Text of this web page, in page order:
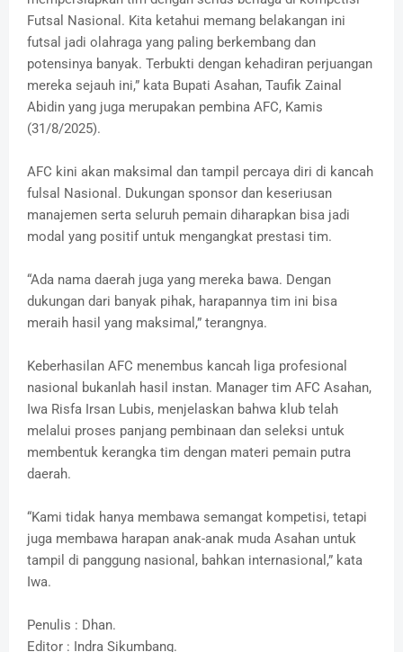
Futsal Nasional. Kita ketahui memang belakangan ini
futsal jadi olahraga yang paling berkembang dan
potensinya banyak. Terbukti dengan kehadiran perjuangan
mereka sejauh ini,” kata Bupati Asahan, Taufik Zainal
Abidin yang juga merupakan pembina AFC, Kamis
(31/8/2025).
AFC kini akan maksimal dan tampil percaya diri di kancah
fulsal Nasional. Dukungan sponsor dan keseriusan
manajemen serta seluruh pemain diharapkan bisa jadi
modal yang positif untuk mengangkat prestasi tim.
“Ada nama daerah juga yang mereka bawa. Dengan
dukungan dari banyak pihak, harapannya tim ini bisa
meraih hasil yang maksimal,” terangnya.
Keberhasilan AFC menembus kancah liga profesional
nasional bukanlah hasil instan. Manager tim AFC Asahan,
Iwa Risfa Irsan Lubis, menjelaskan bahwa klub telah
melalui proses panjang pembinaan dan seleksi untuk
membentuk kerangka tim dengan materi pemain putra
daerah.
“Kami tidak hanya membawa semangat kompetisi, tetapi
juga membawa harapan anak-anak muda Asahan untuk
tampil di panggung nasional, bahkan internasional,” kata
Iwa.
Penulis : Dhan.
Editor : Indra Sikumbang.